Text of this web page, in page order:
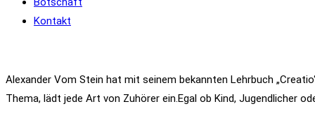
Kontakt
Alexander Vom Stein hat mit seinem bekannten Lehrbuch
Thema, lädt jede Art von Zuhörer ein.Egal ob Kind, Jugendlicher